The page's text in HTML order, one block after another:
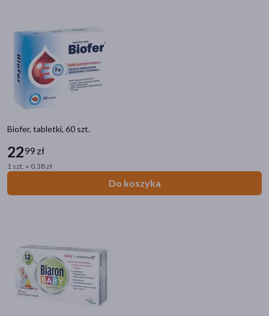
Biofer, tabletki, 60 szt.
2299 zł
1 szt. = 0,38 zł
Do koszyka